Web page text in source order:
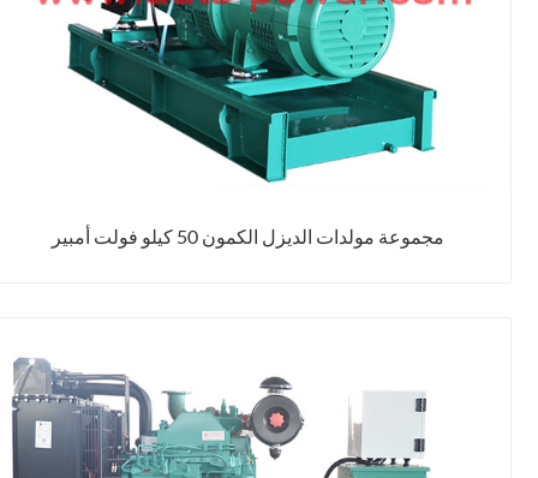
مجموعة مولدات الديزل الكمون 50 كيلو فولت أمبير